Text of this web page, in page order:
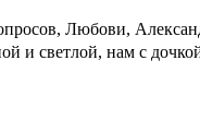
Любови,
и светлой, нам с